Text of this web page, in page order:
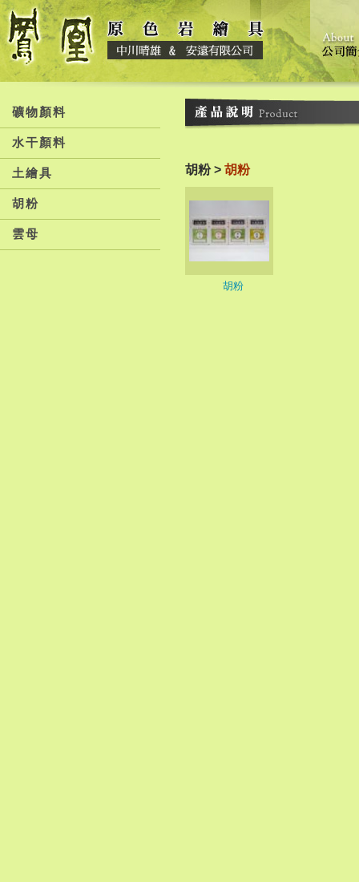
礦物顏料
水干顏料
土繪具
胡粉
雲母
胡粉 > 胡粉
胡粉